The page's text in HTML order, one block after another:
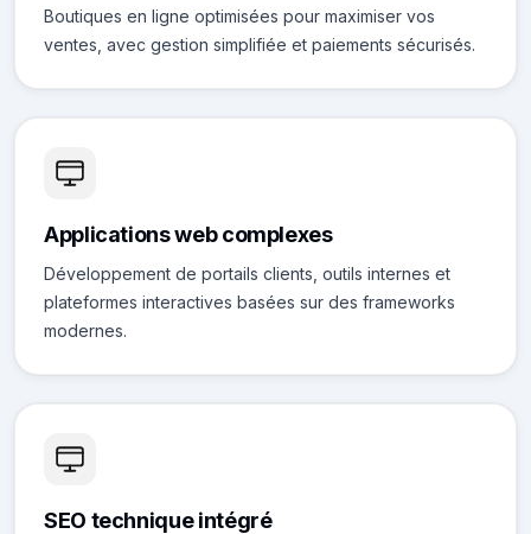
Boutiques en ligne optimisées pour maximiser vos
ventes, avec gestion simplifiée et paiements sécurisés.
Applications web complexes
Développement de portails clients, outils internes et
plateformes interactives basées sur des frameworks
modernes.
SEO technique intégré